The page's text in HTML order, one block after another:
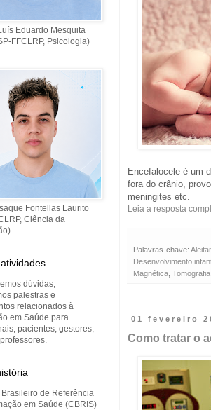
Encefalocele é um
fora do crânio,
meningites etc.
Leia a resposta
Palavras-chave:
Desenvolvimento
Magnética ,
01 fevereiro
Como tratar o
Eduardo Mesquita
FFCLRP, Psicologia)
Fontellas Laurito
Ciência da
dúvidas,
palestras e
relacionados à
em Saúde para
pacientes, gestores,
Brasileiro de Referência
em Saúde (CBRIS)